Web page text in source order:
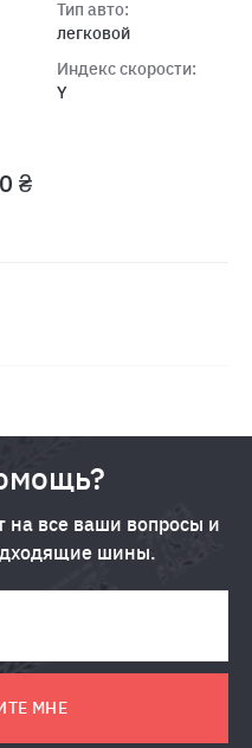
Тип авто:
легковой
Индекс скорости:
Y
₴
на все ваши вопросы и
шины.
МНЕ